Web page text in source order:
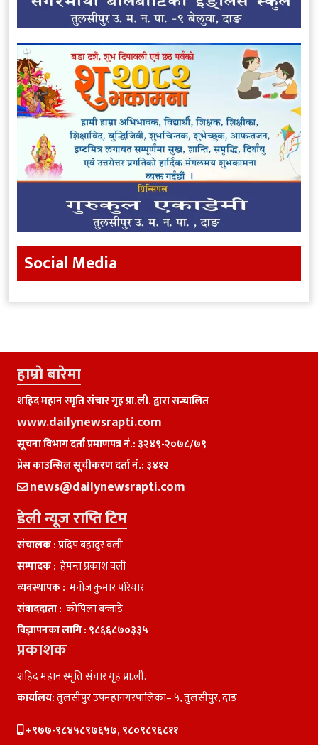
Social Media
हाम्राे बारेमा
शहिद महान स्मृति संचार गृह प्रा.ली. द्वारा सन्चालित
www.dailynewsrapti.com
सूचना विभाग दर्ता प्रमाणपत्र नं.: ३२४९-२०७८/७९
प्रेस काउन्सिल सूचीकरण दर्ता नं.: ३४१२
news@dailynewsrapti.com
डेली न्यूज राप्ति टिम
संचालक :प्रदिप बहादुर वली
सम्पादक : हेमन्त प्रकाश वली
व्यवस्थापक : मनाेज कुमार परियार
संवाददाता : काेपिला बन्जाडे
विज्ञापनका लागि : ९८६६८७०३३५
प्रकाशक
शहिद महान स्मृति संचार गृह प्रा.ली.
कार्यालय:तुलसीपुर उपमहानगरपालिका– ५, तुलसीपुर, दाङ
+९७७-९८४५८९७६५७, ९८०९८९६८११